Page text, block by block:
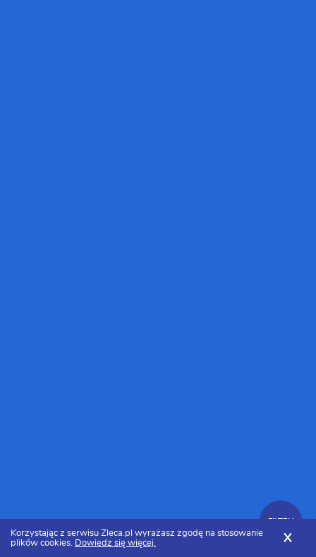
FILTRY
Korzystając z serwisu Zleca.pl wyrażasz zgodę na stosowanie
plików cookies. Dowiedz się więcej. X